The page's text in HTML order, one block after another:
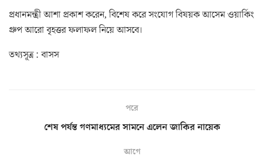
প্রধানমন্ত্রী আশা প্রকাশ করেন, বিশেষ করে সংযোগ বিষয়ক আসেম ওয়ার্কিং
গ্রুপ আরো বৃহত্তর ফলাফল নিয়ে আসবে।
তথ্যসূত্র : বাসস
পরে
শেষ পর্যন্ত গণমাধ্যমের সামনে এলেন জাকির নায়েক
আগে